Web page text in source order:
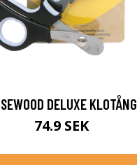
DELUXE KLOTÅNG
74.9 SEK